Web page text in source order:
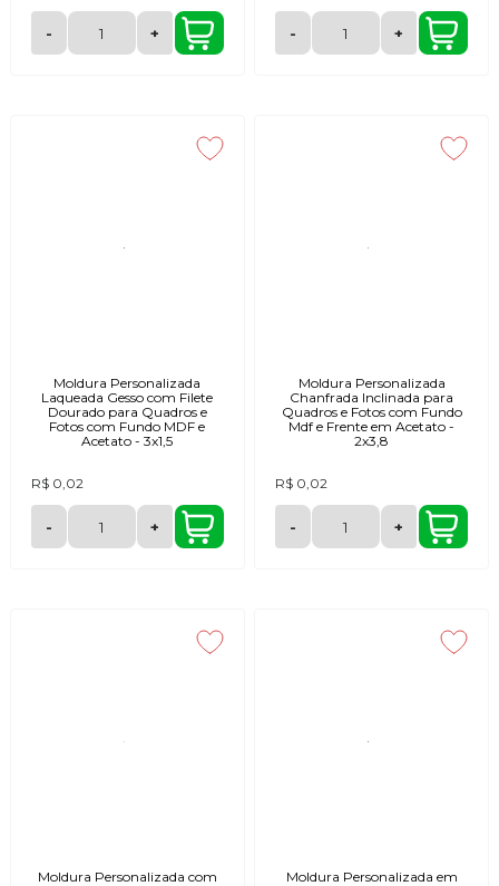
- + - +
Moldura Personalizada
Laqueada Gesso com Filete
Dourado para Quadros e
Fotos com Fundo MDF e
Acetato - 3x1,5
R$ 0,02
- +
Moldura Personalizada
Chanfrada Inclinada para
Quadros e Fotos com Fundo
Mdf e Frente em Acetato -
2x3,8
R$ 0,02
- +
Moldura Personalizada com
Moldura Personalizada em